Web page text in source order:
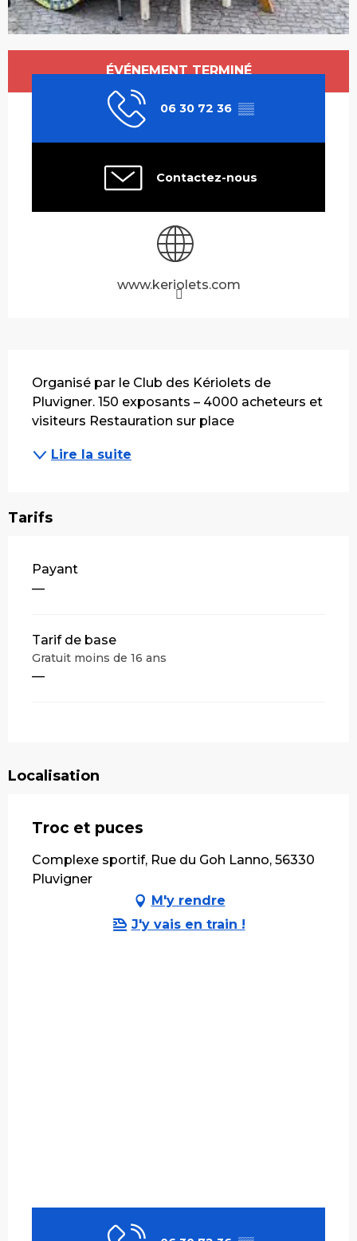
Ouverture et coordonnées
ÉVÉNEMENT TERMINÉ
06 30 72 36 ▒▒
Contactez-nous
www.keriolets.com
Organisé par le Club des Kériolets de
Pluvigner. 150 exposants – 4000 acheteurs et
visiteurs Restauration sur place
Lire la suite
Tarifs
Payant
—
Tarif de base
Gratuit moins de 16 ans
—
Localisation
Troc et puces
Complexe sportif, Rue du Goh Lanno, 56330
Pluvigner
M'y rendre
J'y vais en train !